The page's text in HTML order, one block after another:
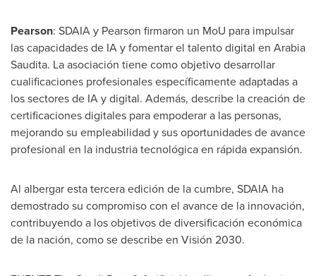
Pearson: SDAIA y Pearson firmaron un MoU para impulsar
las capacidades de IA y fomentar el talento digital en Arabia
Saudita. La asociación tiene como objetivo desarrollar
cualificaciones profesionales específicamente adaptadas a
los sectores de IA y digital. Además, describe la creación de
certificaciones digitales para empoderar a las personas,
mejorando su empleabilidad y sus oportunidades de avance
profesional en la industria tecnológica en rápida expansión.
Al albergar esta tercera edición de la cumbre, SDAIA ha
demostrado su compromiso con el avance de la innovación,
contribuyendo a los objetivos de diversificación económica
de la nación, como se describe en Visión 2030.